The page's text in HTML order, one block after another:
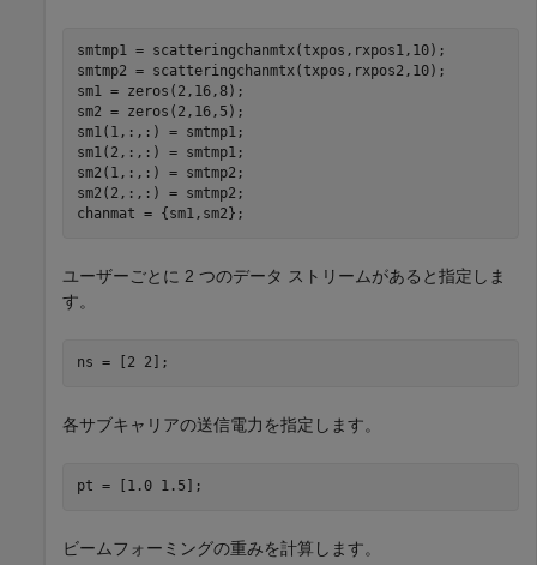
smtmp1 = scatteringchanmtx(txpos,rxpos1,10);
smtmp2 = scatteringchanmtx(txpos,rxpos2,10);
sm1 = zeros(2,16,8);
sm2 = zeros(2,16,5);
sm1(1,:,:) = smtmp1;
sm1(2,:,:) = smtmp1;
sm2(1,:,:) = smtmp2;
sm2(2,:,:) = smtmp2;
chanmat = {sm1,sm2};
ユーザーごとに 2 つのデータ ストリームがあると指定しま
す。
ns = [2 2];
各サブキャリアの送信電力を指定します。
pt = [1.0 1.5];
ビームフォーミングの重みを計算します。